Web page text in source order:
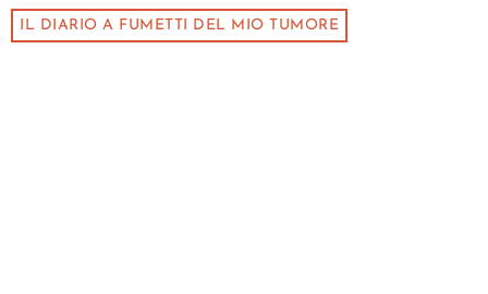
IL DIARIO A FUMETTI DEL MIO TUMORE